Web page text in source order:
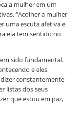
a mulher em um
“Acolher a mulher
uma escuta afetiva e
ela tem sentido no
sido fundamental.
e eles
constantemente
listas dos seus
que estou em paz,